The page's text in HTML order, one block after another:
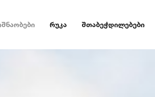
რუკა შთაბეჭდილებები